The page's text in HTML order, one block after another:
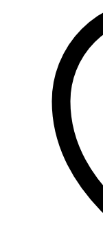
Дитяча
Новини
Ресурс
ЦУЖМ
Проєкт
Про
На
Медична